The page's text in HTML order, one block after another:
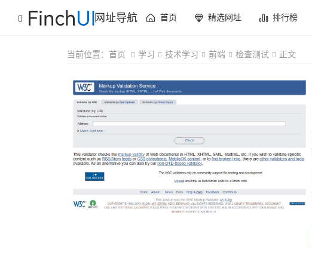
网址导航 首页 精选网址 排行榜
当前位置： 首页 学习 技术学习 前端 检查测试 正文